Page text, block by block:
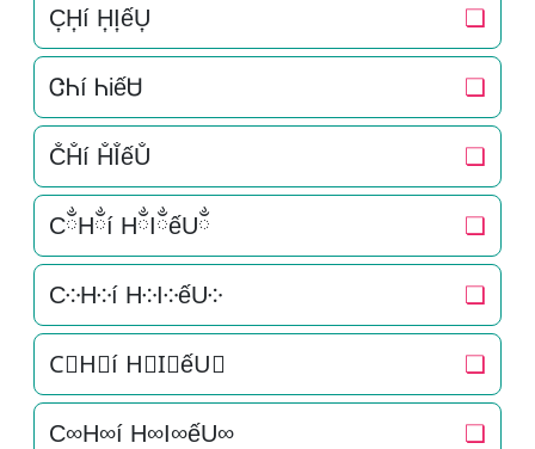
C͎H͎í H͎I͎ếU͎ ❏
ᏣᏂí ᏂiếᏌ ❏
C̐H̐í H̐I̐ếU̐ ❏
CྂHྂí HྂIྂếUྂ ❏
C༶H༶í H༶I༶ếU༶ ❏
C⃕H⃕í H⃕I⃕ếU⃕ ❏
C∞H∞í H∞I∞ếU∞ ❏